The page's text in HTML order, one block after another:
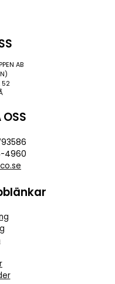
AB
52
4960